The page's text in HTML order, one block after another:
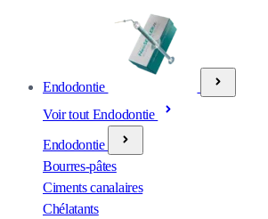
Endodontie
Voir tout Endodontie
Endodontie
Bourres-pâtes
Ciments canalaires
Chélatants